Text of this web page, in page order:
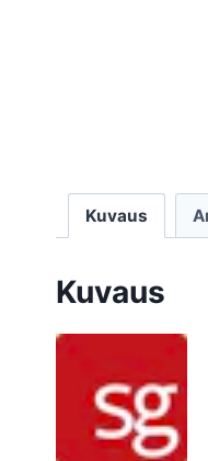
Kuvaus
Kuvaus